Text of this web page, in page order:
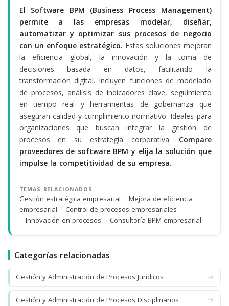
El Software BPM (Business Process Management)
permite a las empresas modelar, diseñar,
automatizar y optimizar sus procesos de negocio
con un enfoque estratégico. Estas soluciones mejoran
la eficiencia global, la innovación y la toma de
decisiones basada en datos, facilitando la
transformación digital. Incluyen funciones de modelado
de procesos, análisis de indicadores clave, seguimiento
en tiempo real y herramientas de gobernanza que
aseguran calidad y cumplimiento normativo. Ideales para
organizaciones que buscan integrar la gestión de
procesos en su estrategia corporativa. Compare
proveedores de software BPM y elija la solución que
impulse la competitividad de su empresa.
TEMAS RELACIONADOS
Gestión estratégica empresarial · Mejora de eficiencia
empresarial · Control de procesos empresariales
· Innovación en procesos · Consultoría BPM empresarial
Categorías relacionadas
Gestión y Administración de Procesos Jurídicos
Gestión y Administración de Procesos Disciplinarios